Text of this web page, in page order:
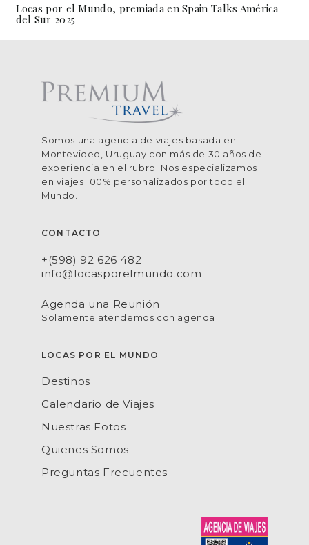
Locas por el Mundo, premiada en Spain Talks América
del Sur 2025
Somos una agencia de viajes basada en
Montevideo, Uruguay con más de 30 años de
experiencia en el rubro. Nos especializamos
en viajes 100% personalizados por todo el
Mundo.
CONTACTO
+(598) 92 626 482
info@locasporelmundo.com
Agenda una Reunión
Solamente atendemos con agenda
LOCAS POR EL MUNDO
Destinos
Calendario de Viajes
Nuestras Fotos
Quienes Somos
Preguntas Frecuentes